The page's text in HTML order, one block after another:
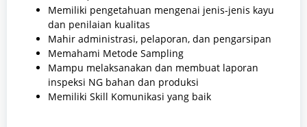
Memiliki pengetahuan mengenai jenis-jenis kayu
dan penilaian kualitas
Mahir administrasi, pelaporan, dan pengarsipan
Memahami Metode Sampling
Mampu melaksanakan dan membuat laporan
inspeksi NG bahan dan produksi
Memiliki Skill Komunikasi yang baik